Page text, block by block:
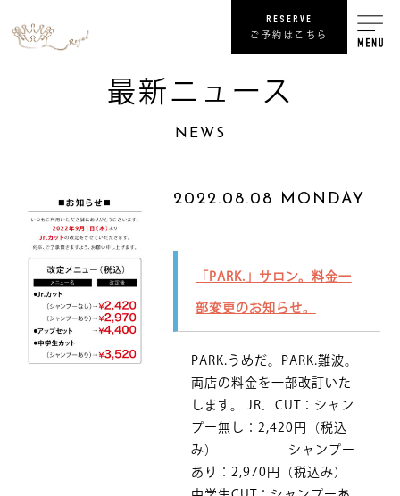
RESERVE
ご予約はこちら
RECRUIT
NEWS
PRIVACY POLICY プライバシ
SITE MAP
最新ニュース
NEWS
2022.08.08 MONDAY
「PARK.」サロン。料金一
部変更のお知らせ。
PARK.うめだ。PARK.難波。
両店の料金を一部改訂いた
します。 JR．CUT：シャン
プー無し：2,420円（税込
み） シャンプー
あり：2,970円（税込み）